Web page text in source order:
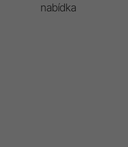
nabídka